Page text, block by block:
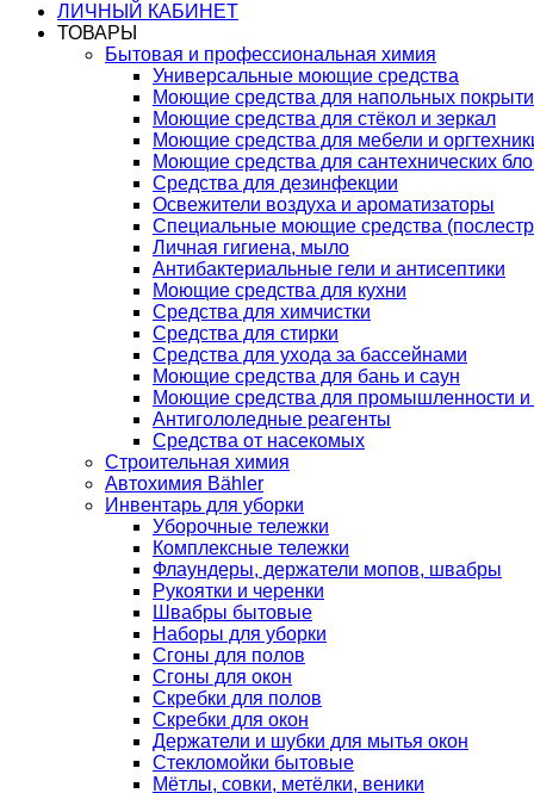
ЛИЧНЫЙ КАБИНЕТ
ТОВАРЫ
Бытовая и профессиональная химия
Универсальные моющие средства
Моющие средства для напольных
Моющие средства для стёкол и зеркал
Моющие средства для мебели и
Моющие средства для сантехнических
Средства для дезинфекции
Освежители воздуха и ароматизаторы
Специальные моющие средства
Личная гигиена, мыло
Антибактериальные гели и антисептики
Моющие средства для кухни
Средства для химчистки
Средства для стирки
Средства для ухода за бассейнами
Моющие средства для бань и саун
Моющие средства для промышленности и
Антигололедные реагенты
Средства от насекомых
Строительная химия
Автохимия Bähler
Инвентарь для уборки
Уборочные тележки
Комплексные тележки
Флаундеры, держатели мопов, швабры
Рукоятки и черенки
Швабры бытовые
Наборы для уборки
Сгоны для полов
Сгоны для окон
Скребки для полов
Скребки для окон
Держатели и шубки для мытья окон
Стекломойки бытовые
Мётлы, совки, метёлки, веники